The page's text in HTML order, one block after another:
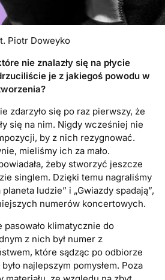
Piotr Doweyko
nie znalazły się na płycie
je z jakiegoś powodu w
zdarzyło się po raz pierwszy, że
się na nim. Nigdy wcześniej nie
by z nich rezygnować.
mieliśmy ich za mało.
żeby stworzyć jeszcze
singlem. Dzięki temu nagraliśmy
ludzie” i „Gwiazdy spadają”,
numerów koncertowych.
klimatycznie do
z nich był numer z
które sądząc po odbiorze
najlepszym pomysłem. Poza